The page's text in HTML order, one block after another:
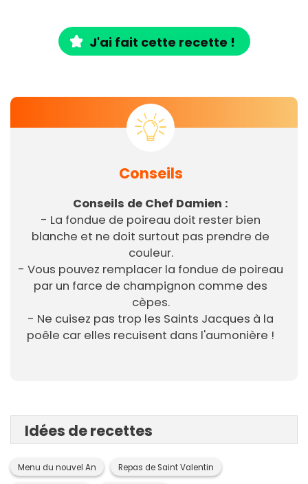
J'ai fait cette recette !
Conseils
Conseils de Chef Damien :
- La fondue de poireau doit rester bien
blanche et ne doit surtout pas prendre de
couleur.
- Vous pouvez remplacer la fondue de poireau
par un farce de champignon comme des
cèpes.
- Ne cuisez pas trop les Saints Jacques à la
poêle car elles recuisent dans l'aumonière !
Idées de recettes
Menu du nouvel An Repas de Saint Valentin